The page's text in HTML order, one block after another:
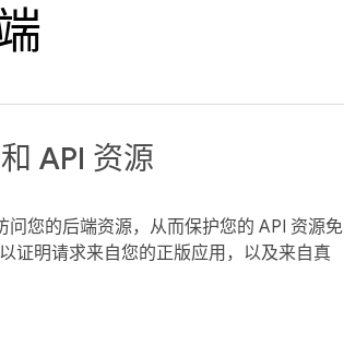
API 资源
问您的后端资源，从而保护您的 API 资源免
证明请求来自您的正版应用，以及来自真